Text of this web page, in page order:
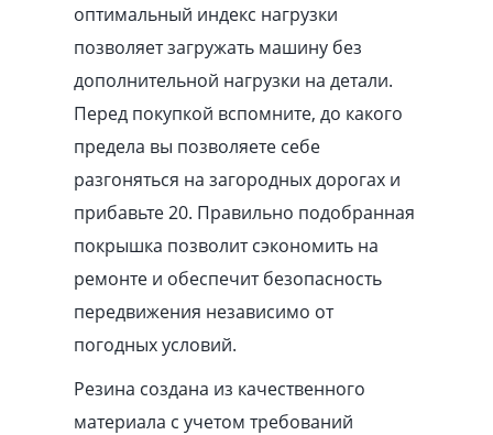
оптимальный индекс нагрузки
позволяет загружать машину без
дополнительной нагрузки на детали.
Перед покупкой вспомните, до какого
предела вы позволяете себе
разгоняться на загородных дорогах и
прибавьте 20. Правильно подобранная
покрышка позволит сэкономить на
ремонте и обеспечит безопасность
передвижения независимо от
погодных условий.
Резина создана из качественного
материала с учетом требований